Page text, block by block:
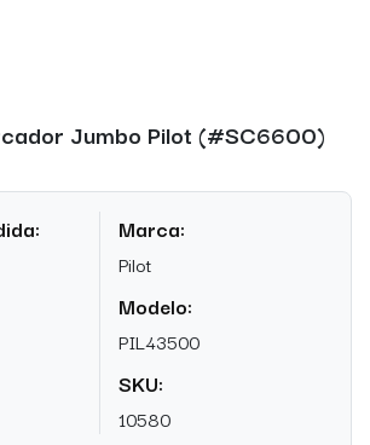
Jumbo Pilot (#SC6600)
Marca:
Pilot
Modelo:
PIL43500
SKU:
10580